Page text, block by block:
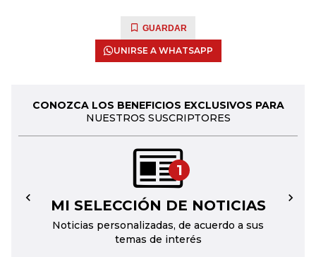
GUARDAR
UNIRSE A WHATSAPP
CONOZCA LOS BENEFICIOS EXCLUSIVOS PARA
NUESTROS SUSCRIPTORES
1
MI SELECCIÓN DE NOTICIAS
Noticias personalizadas, de acuerdo a sus
temas de interés
← →